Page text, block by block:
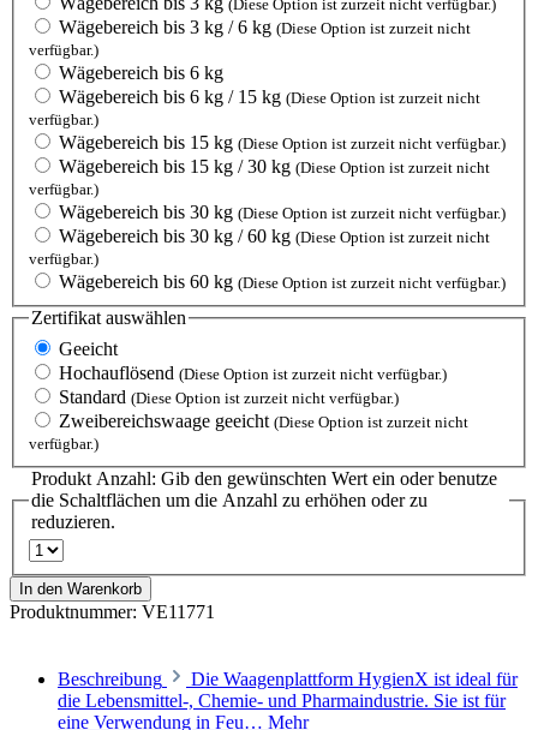
(Diese Option ist zurzeit nicht verfügbar.)
Wägebereich bis 3 kg / 6 kg (Diese Option ist zurzeit nicht
verfügbar.)
Wägebereich bis 6 kg
Wägebereich bis 6 kg / 15 kg (Diese Option ist zurzeit nicht
verfügbar.)
Wägebereich bis 15 kg (Diese Option ist zurzeit nicht verfügbar.)
Wägebereich bis 15 kg / 30 kg (Diese Option ist zurzeit nicht
verfügbar.)
Wägebereich bis 30 kg (Diese Option ist zurzeit nicht verfügbar.)
Wägebereich bis 30 kg / 60 kg (Diese Option ist zurzeit nicht
verfügbar.)
Wägebereich bis 60 kg (Diese Option ist zurzeit nicht verfügbar.)
Zertifikat auswählen
Geeicht
Hochauflösend (Diese Option ist zurzeit nicht verfügbar.)
Standard (Diese Option ist zurzeit nicht verfügbar.)
Zweibereichswaage geeicht (Diese Option ist zurzeit nicht
verfügbar.)
Produkt Anzahl: Gib den gewünschten Wert ein oder benutze
die Schaltflächen um die Anzahl zu erhöhen oder zu
reduzieren.
In den Warenkorb
Produktnummer: VE11771
Beschreibung
Die Waagenplattform HygienX ist ideal für
die Lebensmittel-, Chemie- und Pharmaindustrie. Sie ist für
eine Verwendung in Feu… Mehr